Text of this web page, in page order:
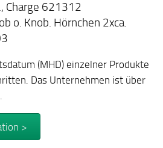
Charge 621312
o. Knob. Hörnchen 2xca.
(MHD) einzelner Produkte
Das Unternehmen ist über
>